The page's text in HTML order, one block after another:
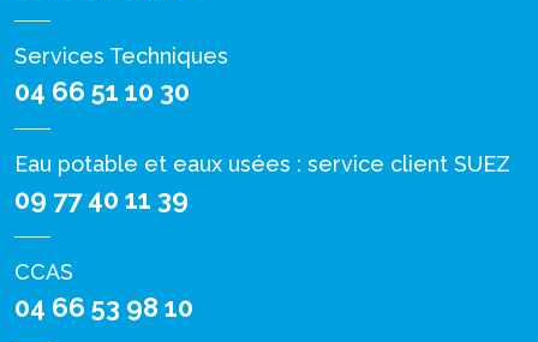
Services Techniques
04 66 51 10 30
Eau potable et eaux usées : service client SUEZ
09 77 40 11 39
CCAS
04 66 53 98 10